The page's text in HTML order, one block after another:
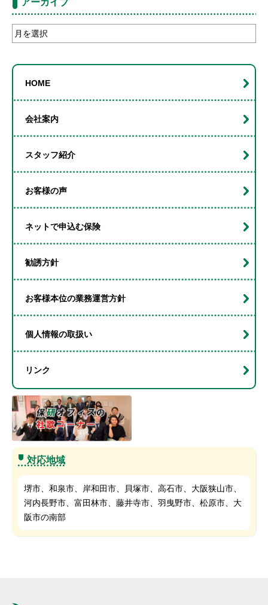
アーカイブ
ア
ー
HOME
会社案内
スタッフ紹介
お客様の声
ネットで申込む保険
勧誘方針
お客様本位の業務運営方針
個人情報の取扱い
リンク
対応地域
堺市、和泉市、岸和田市、貝塚市、高石市、大阪狭山市、
河内長野市、富田林市、藤井寺市、羽曳野市、松原市、大
阪市の南部